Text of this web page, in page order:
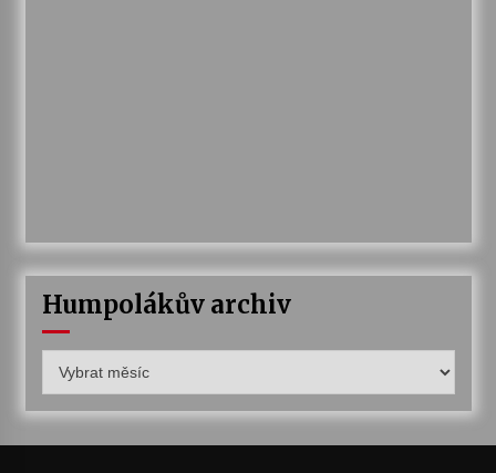
Humpolákův archiv
archiv